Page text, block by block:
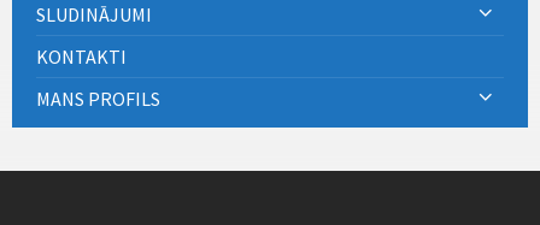
SLUDINĀJUMI
KONTAKTI
MANS PROFILS